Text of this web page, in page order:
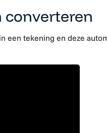
converteren
een tekening en deze